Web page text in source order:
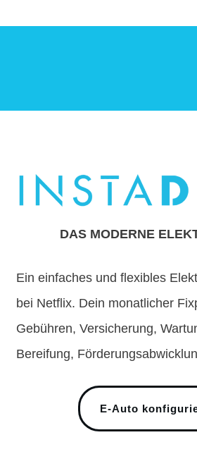
DAS MODERNE
Ein einfaches und flexibles
bei Netflix. Dein monatlicher
Gebühren, Versicherung,
Bereifung,
E-Auto